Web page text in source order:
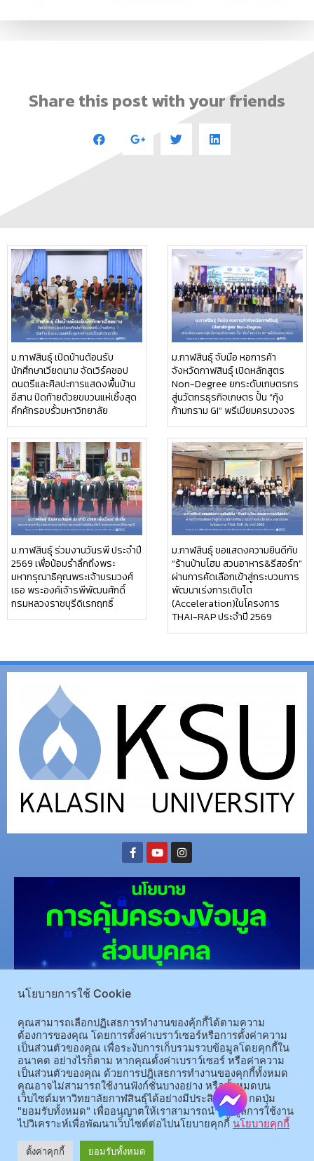
Share this post with your friends
ม.กาฬสินธุ์ เปิดบ้านต้อนรับ
นักศึกษาเวียดนาม จัดเวิร์คชอป
ดนตรีและศิลปะการแสดงพื้นบ้าน
อีสาน ปิดท้ายด้วยขบวนแห่เซิ้งสุด
คึกคักรอบรั้วมหาวิทยาลัย
ม.กาฬสินธุ์ จับมือ หอการค้า
จังหวัดกาฬสินธุ์ เปิดหลักสูตร
Non-Degree ยกระดับเกษตรกร
สู่นวัตกรธุรกิจเกษตร ปั้น “กุ้ง
ก้ามกราม GI” พรีเมียมครบวงจร
ม.กาฬสินธุ์ ร่วมงานวันรพี ประจำปี
2569 เพื่อน้อมรำลึกถึงพระ
มหากรุณาธิคุณพระเจ้าบรมวงศ์
เธอ พระองค์เจ้ารพีพัฒนศักดิ์
กรมหลวงราชบุรีดิเรกฤทธิ์
ม.กาฬสินธุ์ ขอแสดงความยินดีกับ
“ร้านบ้านโฮม สวนอาหาร&รีสอร์ท”
ผ่านการคัดเลือกเข้าสู่กระบวนการ
พัฒนาเร่งการเติบโต
(Acceleration)ในโครงการ
THAI-RAP ประจำปี 2569
043-602-044
(อ.เมือง)62/1 ถ.เกษตรสมบูรณ์ ต.กาฬสินธุ์ อ.เมือง จ.กาฬสินธุ์ 46000 โทรศัพท์ 043-811128 08-
64584360 โทรสาร 043-813070
© 2025 All rights Reserved.
นโยบายการใช้ Cookie
คุณสามารถเลือกปฏิเสธการทำงานของคุ้กกี้ได้ตามความ
ต้องการของคุณ โดยการตั้งค่าเบราว์เซอร์หรือการตั้งค่าความ
เป็นส่วนตัวของคุณ เพื่อระงับการเก็บรวมรวบข้อมูลโดยคุกกี้ใน
อนาคต อย่างไรก็ตาม หากคุณตั้งค่าเบราว์เซอร์ หรือค่าความ
เป็นส่วนตัวของคุณ ด้วยการปฎิเสธการทำงานของคุกกี้ทั้งหมด
คุณอาจไม่สามารถใช้งานฟังก์ชั่นบางอย่าง หรือทั้งหมดบน
เว็บไซต์มหาวิทยาลัยกาฬสินธุ์ได้อย่างมีประสิทธิภาพ กดปุ่ม
"ยอมรับทั้งหมด" เพื่ออนุญาตให้เราสามารถนำข้อมูลการใช้งาน
ไปวิเคราะห์เพื่อพัฒนาเว็บไซต์ต่อไปนโยบายคุกกี้ นโยบายคุกกี้
ตั้งค่าคุกกี้ ยอมรับทั้งหมด